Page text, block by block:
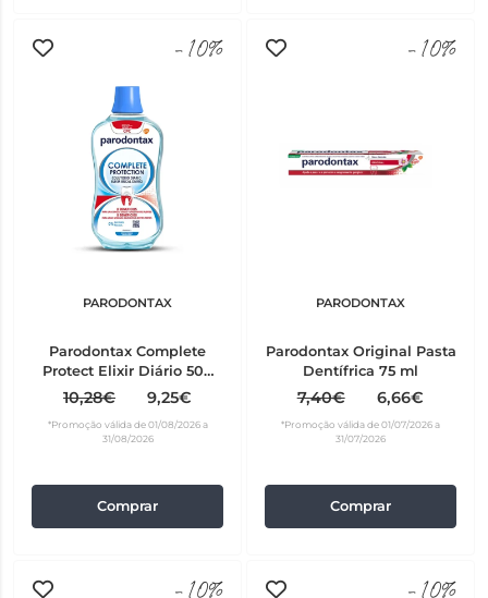
-10%
PARODONTAX
Parodontax Complete
Protect Elixir Diário 500
10,28€ 9,25€
*Promoção válida de 01/08/2026 a
31/08/2026
Comprar
-10%
PARODONTAX
Parodontax Original Pasta
Dentífrica 75 ml
7,40€ 6,66€
*Promoção válida de 01/07/2026 a
31/07/2026
Comprar